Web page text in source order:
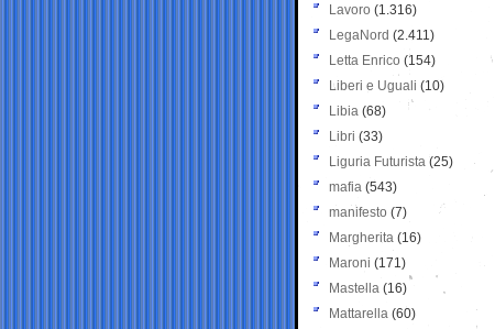
Lavoro (1.316)
LegaNord (2.411)
Letta Enrico (154)
Liberi e Uguali (10)
Libia (68)
Libri (33)
Liguria Futurista (25)
mafia (543)
manifesto (7)
Margherita (16)
Maroni (171)
Mastella (16)
Mattarella (60)